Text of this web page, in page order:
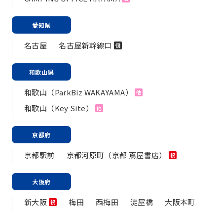
愛知県
名古屋 名古屋新幹線口 個
和歌山県
和歌山（ParkBiz WAKAYAMA） 他
和歌山（Key Site） 他
京都府
京都駅前 京都河原町（京都 蔦屋書店） 祝
大阪府
新大阪 祝 梅田 西梅田 淀屋橋
大阪本町